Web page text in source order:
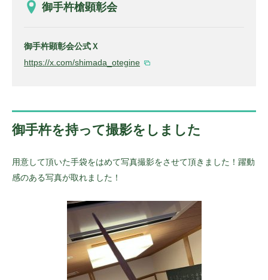
御手杵槍顕彰会
御手杵顕彰会公式Ｘ
https://x.com/shimada_otegine
御手杵を持って撮影をしました
用意して頂いた手袋をはめて写真撮影をさせて頂きました！躍動
感のある写真が取れました！